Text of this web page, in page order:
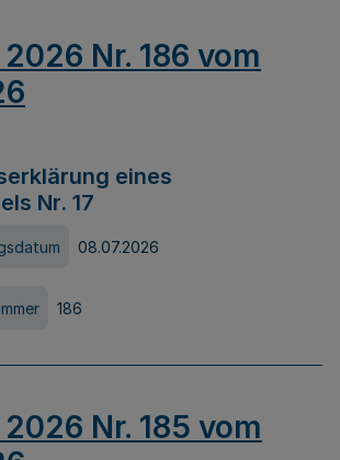
Nr. 186 vom
eines
Nr. 17
08.07.2026
186
Nr. 185 vom